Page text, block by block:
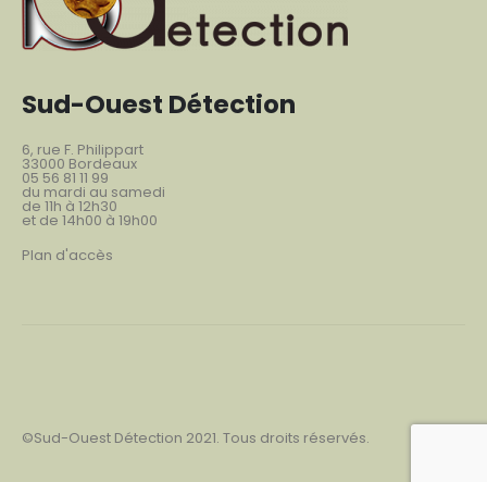
Sud-Ouest Détection
6, rue F. Philippart
33000 Bordeaux
05 56 81 11 99
du mardi au samedi
de 11h à 12h30
et de 14h00 à 19h00
Plan d'accès
©Sud-Ouest Détection 2021. Tous droits réservés.